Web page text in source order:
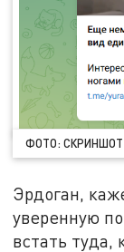
ФОТО: СКРИНШОТ
Эрдоган,
уверенную
встать туда,